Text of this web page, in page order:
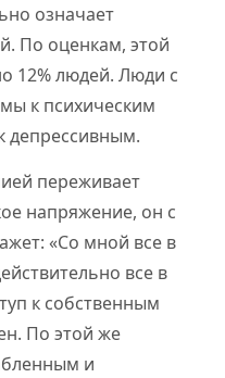
означает
По оценкам, этой
12% людей. Люди с
к психическим
депрессивным.
переживает
напряжение, он с
«Со мной все в
все в
к собственным
По этой же
и